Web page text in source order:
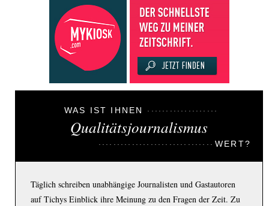
WAS IST IHNEN
Qualitätsjournalismus
WERT?
Täglich schreiben unabhängige Journalisten und Gastautoren
auf Tichys Einblick ihre Meinung zu den Fragen der Zeit. Zu